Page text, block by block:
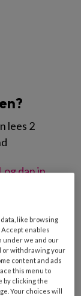
lees 2
dan in
like browsing
enables
under we and our
or withdrawing your
content and ads
this menu to
by clicking the
Your choices will